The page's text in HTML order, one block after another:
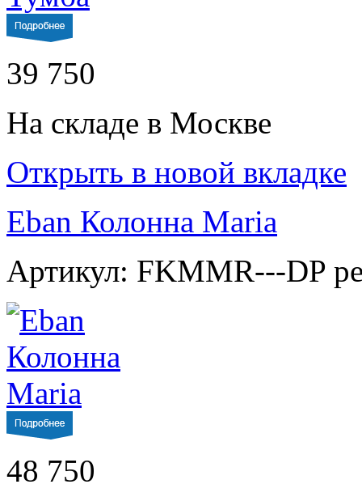
39 750
На складе в Москве
Открыть в новой вкладке
Eban Колонна Maria
Артикул: FKMMR---DP
48 750